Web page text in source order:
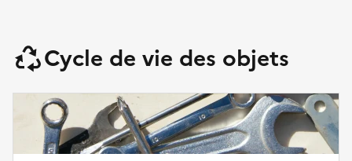
Cycle de vie des objets